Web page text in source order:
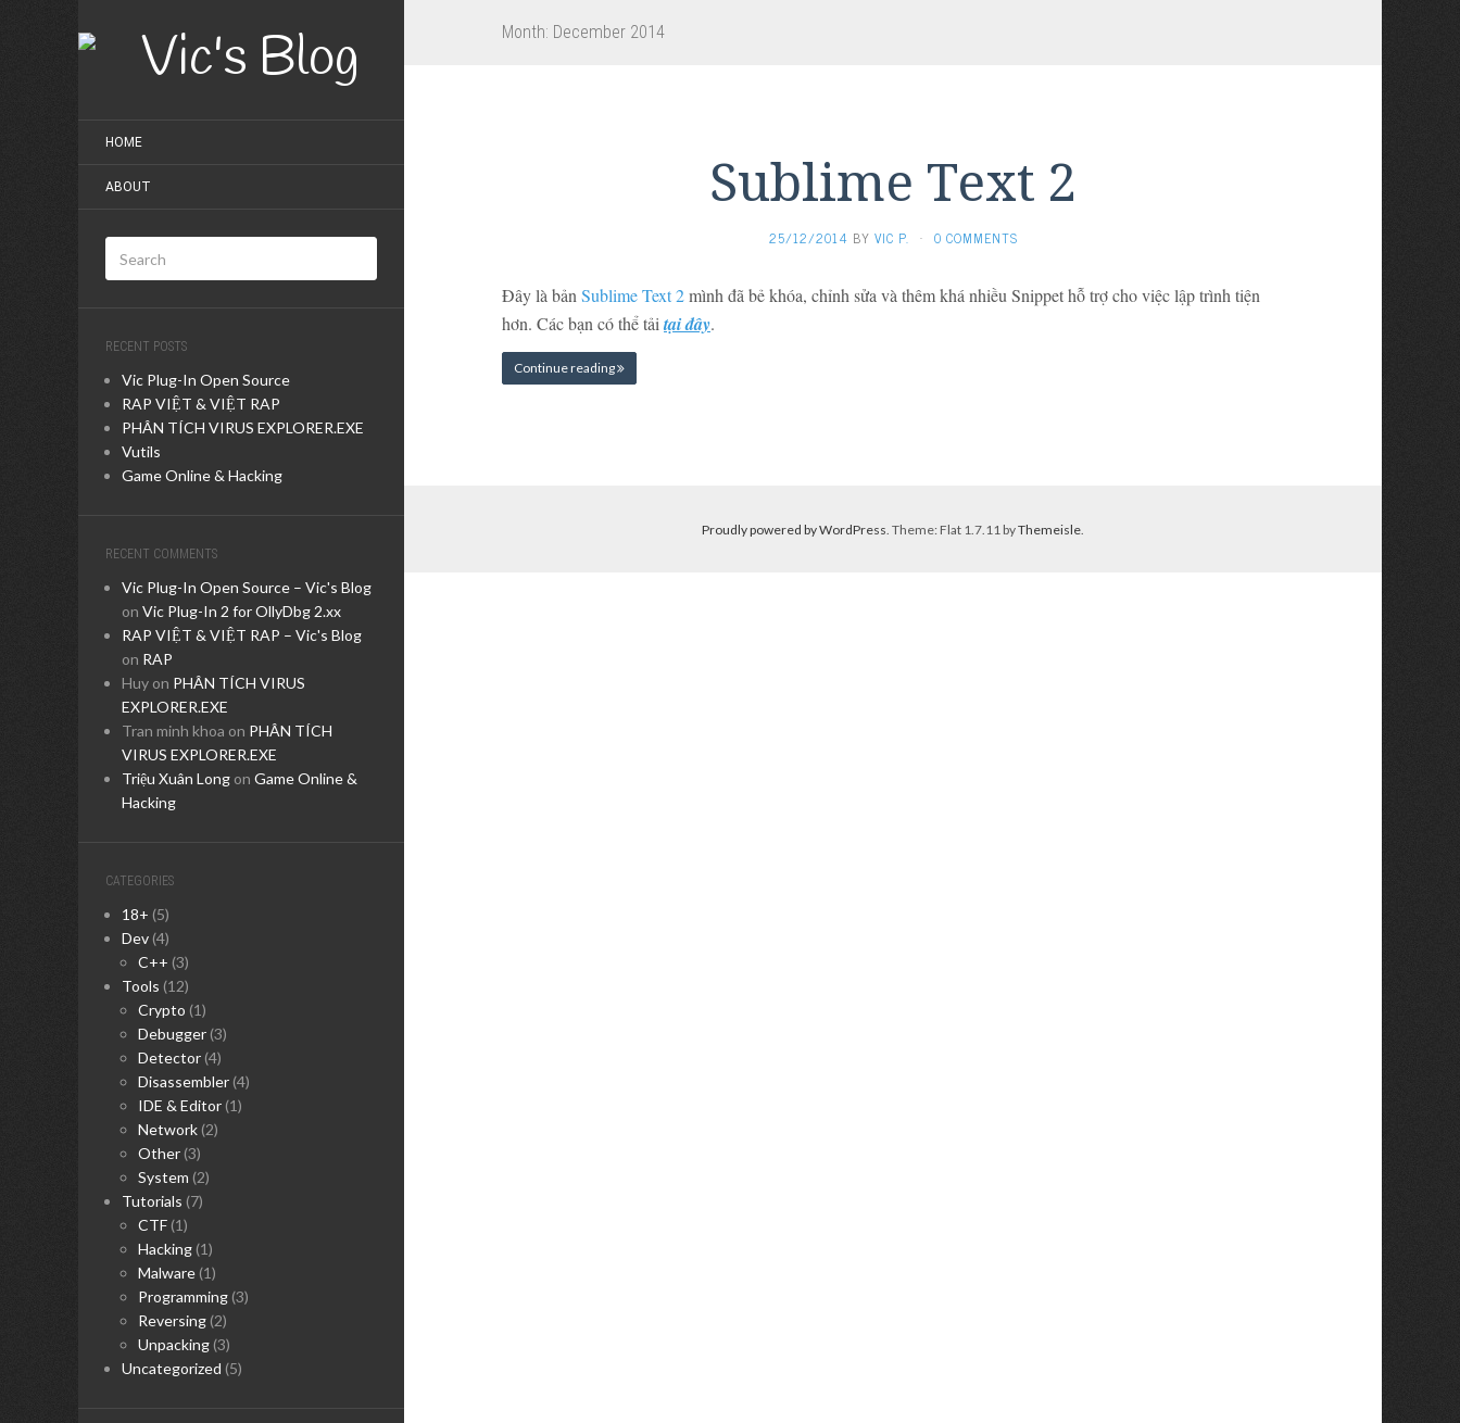
HOME
ABOUT
RECENT POSTS
Vic Plug-In Open Source
RAP VIỆT & VIỆT RAP
PHÂN TÍCH VIRUS EXPLORER.EXE
Vutils
Game Online & Hacking
RECENT COMMENTS
Vic Plug-In Open Source – Vic's Blog
on Vic Plug-In 2 for OllyDbg 2.xx
RAP VIỆT & VIỆT RAP – Vic's Blog
on RAP
Huy on PHÂN TÍCH VIRUS
EXPLORER.EXE
Tran minh khoa on PHÂN TÍCH
VIRUS EXPLORER.EXE
Triệu Xuân Long on Game Online &
Hacking
CATEGORIES
18+ (5)
Dev (4)
C++ (3)
Tools (12)
Crypto (1)
Debugger (3)
Detector (4)
Disassembler (4)
IDE & Editor (1)
Network (2)
Other (3)
System (2)
Tutorials (7)
CTF (1)
Hacking (1)
Malware (1)
Programming (3)
Reversing (2)
Unpacking (3)
Uncategorized (5)
Month: December 2014
Sublime Text 2
25/12/2014 BY VIC P. · 0 COMMENTS
Đây là bản Sublime Text 2mình đã bẻ khóa, chỉnh sửa và thêm khá nhiều Snippet hỗ trợ cho việc lập trình tiện
hơn. Các bạn có thể tảitại đây.
Continue reading
Proudly powered by WordPress. Theme: Flat 1.7.11 byThemeisle.